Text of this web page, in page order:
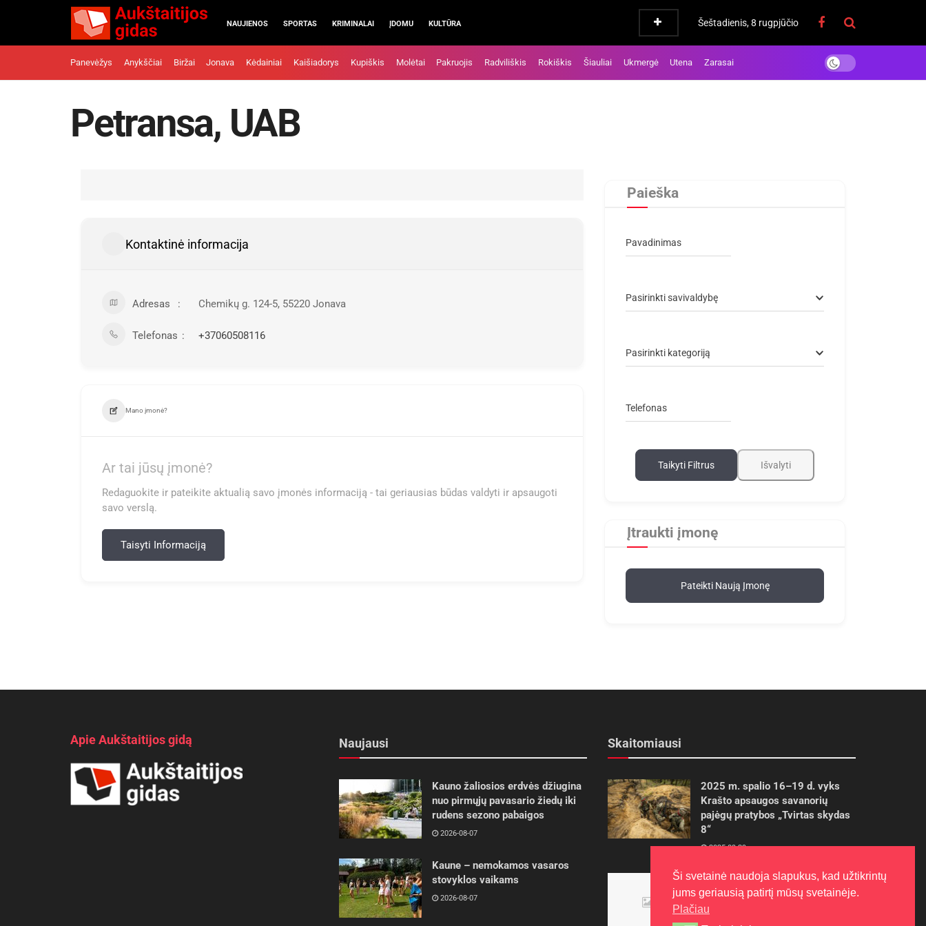
NAUJIENOS SPORTAS KRIMINALAI ĮDOMU KULTŪRA Šeštadienis, 8 rugpjūčio
Panevėžys Anykščiai Biržai Jonava Kėdainiai Kaišiadorys Kupiškis Molėtai Pakruojis Radviliškis Rokiškis Šiauliai Ukmergė Utena Zarasai
Petransa, UAB
Kontaktinė informacija
Adresas Chemikų g. 124-5, 55220 Jonava
Telefonas +37060508116
Mano įmonė?
Ar tai jūsų įmonė?
Redaguokite ir pateikite aktualią savo įmonės informaciją - tai geriausias būdas valdyti ir apsaugoti
savo verslą.
Taisyti Informaciją
Paieška
Pavadinimas
Pasirinkti savivaldybę
Pasirinkti kategoriją
Telefonas
Taikyti Filtrus Išvalyti
Įtraukti įmonę
Pateikti Naują Įmonę
Apie Aukštaitijos gidą Naujausi
Kauno žaliosios erdvės džiugina
nuo pirmųjų pavasario žiedų iki
rudens sezono pabaigos
2026-08-07
Kaune – nemokamos vasaros
stovyklos vaikams
2026-08-07
Skaitomiausi
2025 m. spalio 16–19 d. vyks
Krašto apsaugos savanorių
pajėgų pratybos „Tvirtas skydas
8“
2025-09-29
Panevėžietės tarptautinėje
programoje siekia aukso
2015-10-30
Ši svetainė naudoja slapukus, kad užtikrintų
jums geriausią patirtį mūsų svetainėje.
Plačiau